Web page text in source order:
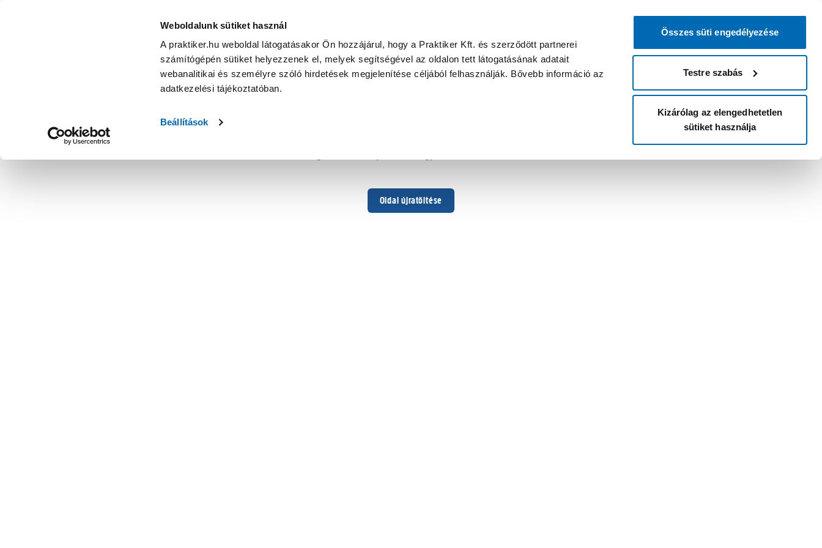
Weboldalunk sütiket használ
A praktiker.hu weboldal látogatásakor Ön hozzájárul, hogy a Praktiker Kft. és szerződött partnerei
számítógépén sütiket helyezzenek el, melyek segítségével az oldalon tett látogatásának adatait
webanalitikai és személyre szóló hirdetések megjelenítése céljából felhasználják. Bővebb információ az
adatkezelési tájékoztatóban.
Beállítások
Összes süti engedélyezése
Testre szabás
Kizárólag az elengedhetetlen
sütiket használja
Oldal újratöltése